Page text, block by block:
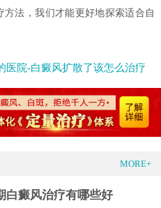
法，我们才能更好地探索适合自
医院-白癜风扩散了该怎么治疗
MORE+
白癜风治疗有哪些好